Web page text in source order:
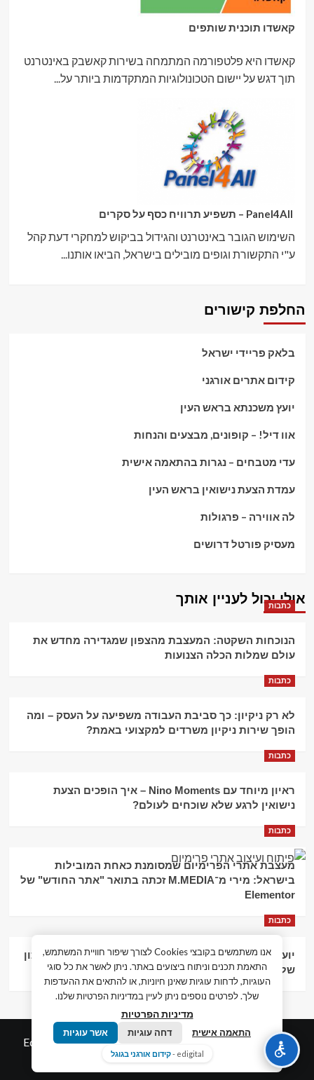
קאשדו תוכנית שותפים
קאשדו היא פלטפורמה המתמחה בשירות קאשבק באינטרנט
תוך דגש על יישום הטכונולוגיות המתקדמות ביותר על...
השימוש הגובר באינטרנט והגידול בביקוש למחקרי דעת קהל
ע"י התקשורת וגופים מובילים בישראל, הביאו אותנו...
החלפת קישורים
בלאק פריידי ישראל
קידום אתרים אורגני
יועץ משכנתא בראש העין
אוו דיל! – קופונים, מבצעים והנחות
עדי מטבחים – נגרות בהתאמה אישית
עמדת הצעת נישואין בראש העין
לה אווירה – פרגולות
מעסיק פורטל דרושים
אולי יכול לעניין אותך
כתבות
הנוכחות השקטה: המעצבת מהצפון שמגדירה מחדש את
עולם שמלות הכלה הצנועות
כתבות
לא רק ניקיון: כך סביבת העבודה משפיעה על העסק – ומה
הופך שירות ניקיון משרדים למקצועי באמת?
כתבות
ראיון מיוחד עם Nino Moments – איך הופכים הצעת
נישואין לרגע שלא שוכחים לעולם?
כתבות
מעצבת אתרי הפרימיום שמסומנת כאחת המובילות
בישראל: מירי מ־M.MEDIA זכתה בתואר "אתר החודש" של
Elementor
כתבות
יועץ עסקי וליווי פיננסי – הדרך לצמיחה כלכלית וניהול נכון
של העסק
© כל הזכויות שמורות חדשות המאה ה-21 |
Edigital.co.ilby
אלימלך דיגיטל.
אנו משתמשים בקובצי Cookies לצורך שיפור חוויית המשתמש,
התאמת תכנים וניתוח ביצועים באתר. ניתן לאשר את כל סוגי
העוגיות, לדחות עוגיות שאינן חיוניות, או להתאים את ההעדפות
שלך. לפרטים נוספים ניתן לעיין במדיניות הפרטיות שלנו.
מדיניות הפרטיות
התאמה אישית דחה עוגיות אשר עוגיות
edigital - קידום אורגני בגוגל